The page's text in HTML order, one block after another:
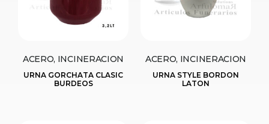
ACERO, INCINERACION
URNA GORCHATA CLASIC
BURDEOS
ACERO, INCINERACION
URNA STYLE BORDON
LATON